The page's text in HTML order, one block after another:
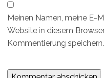
Meinen Namen, meine E-
Website in diesem
Kommentierung speichern.